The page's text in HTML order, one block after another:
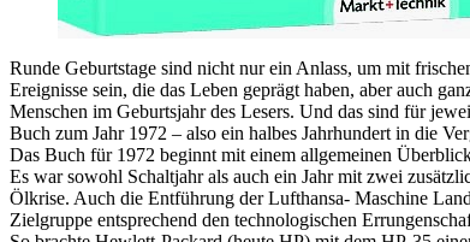
Runde Geburtstage sind nicht nur ein Anlass, um mit
Ereignisse sein, die das Leben geprägt haben, aber auch
Menschen im Geburtsjahr des Lesers. Und das sind für
Buch zum Jahr 1972 – also ein halbes Jahrhundert in die
Das Buch für 1972 beginnt mit einem allgemeinen
Es war sowohl Schaltjahr als auch ein Jahr mit zwei
Ölkrise. Auch die Entführung der Lufthansa- Maschine
Zielgruppe entsprechend den technologischen